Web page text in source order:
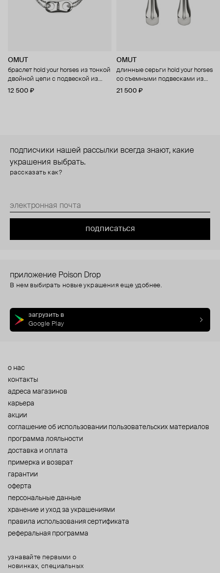
OMUT
браслет hold your horses из тонкой
двойной цепи с подвеской из
бронзы с родиевым покрытием
12 500 ₽
OMUT
длинные серьги hold your horses
со съемными подвесками из
бронзы с родиевым покрытием
21 500 ₽
подписчики нашей рассылки всегда знают, какие
украшения выбрать.
рассказать как?
подписаться
приложение Poison Drop
В нем выбирать новые украшения еще удобнее.
загрузить в
Google Play
о нас
контакты
адреса магазинов
карьера
акции
cоглашение об использовании пользовательских материалов
программа лояльности
доставка и оплата
примерка и возврат
гарантии
оферта
персональные данные
хранение и уход за украшениями
правила использования сертификата
реферальная программа
узнавайте первыми о
новинках, специальных